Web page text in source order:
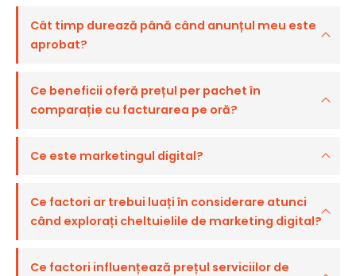
Cât timp durează până când anunțul meu este
aprobat?
Ce beneficii oferă prețul per pachet în
comparație cu facturarea pe oră?
Ce este marketingul digital?
Ce factori ar trebui luați în considerare atunci
când explorați cheltuielile de marketing digital?
Ce factori influențează prețul serviciilor de